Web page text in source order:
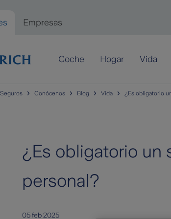
Empresas
Coche Hogar Vida
Conócenos Blog Vida ¿Es obligatorio
¿Es obligatorio un
personal?
05 feb 2025